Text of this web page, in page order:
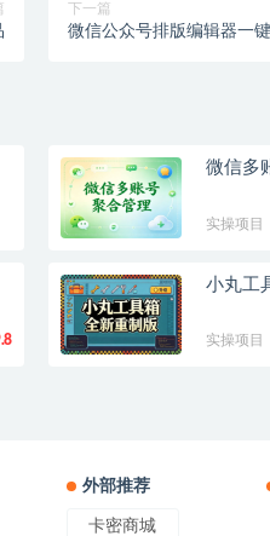
下一篇
微信公众号排版编辑器一
微信多
实操项目
小丸工
实操项目
外部推荐
卡密商城